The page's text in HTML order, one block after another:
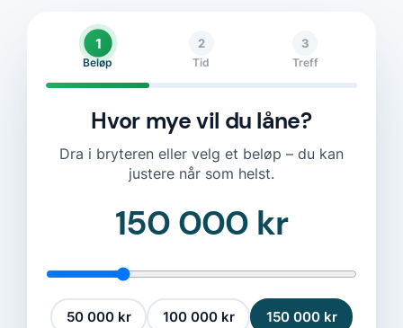
1
Beløp
2
Tid
3
Treff
Hvor mye vil du låne?
Dra i bryteren eller velg et beløp – du kan
justere når som helst.
150 000 kr
50 000 kr 100 000 kr 150 000 kr